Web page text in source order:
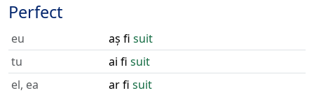
Perfect
eu aș fi suit
tu
ai fi suit
el, ea
ar fi suit